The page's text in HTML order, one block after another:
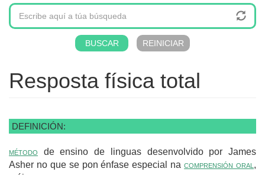
Resposta física total
DEFINICIÓN:
método de ensino de linguas desenvolvido por James
Asher no que se pon énfase especial nacomprensión oral ,